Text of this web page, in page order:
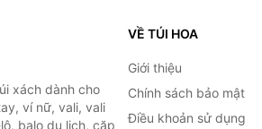
xách dành cho
ví nữ, vali, vali
balo du lịch, cặp
VỀ TÚI HOA
Giới thiệu
Chính sách bảo mật
Điều khoản sử dụng